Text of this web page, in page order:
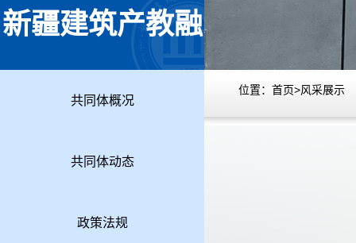
新疆建筑产教融
合共同体
位置： 首页>风采展示
共同体概况
共同体动态
政策法规